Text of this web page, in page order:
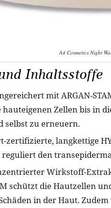
A4 Cosmetics Night
Inhaltsstoffe
mit ARGAN-
hauteigenen Zellen bis in
selbst zu erneuern.
zertifizierte, langkettige
den
Wirkstoff-
schützt die Hautzellen
in der Haut.